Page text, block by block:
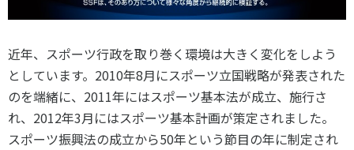
お問い合わせ・お申し込み
スポーツ白書
子どものスポーツ
障害者スポーツ
スポーツによるまちづくり
スポーツ・ガバナンス
近年、スポーツ行政を取り巻く環境は大きく変化をしよう
としています。2010年8月にスポーツ立国戦略が発表された
のを端緒に、2011年にはスポーツ基本法が成立、施行さ
れ、2012年3月にはスポーツ基本計画が策定されました。
スポーツ振興法の成立から50年という節目の年に制定され